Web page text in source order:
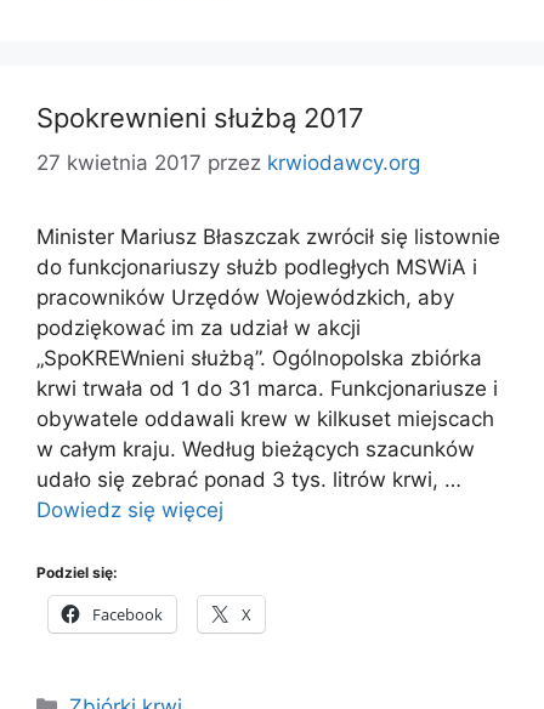
Spokrewnieni służbą 2017
27 kwietnia 2017 przez krwiodawcy.org
Minister Mariusz Błaszczak zwrócił się listownie
do funkcjonariuszy służb podległych MSWiA i
pracowników Urzędów Wojewódzkich, aby
podziękować im za udział w akcji
„SpoKREWnieni służbą”. Ogólnopolska zbiórka
krwi trwała od 1 do 31 marca. Funkcjonariusze i
obywatele oddawali krew w kilkuset miejscach
w całym kraju. Według bieżących szacunków
udało się zebrać ponad 3 tys. litrów krwi, …
Dowiedz się więcej
Podziel się:
Facebook X
Kategorie